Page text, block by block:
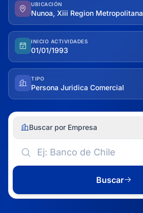
UBICACIÓN
Nunoa, Xiii Region Metropolitana
INICIO ACTIVIDADES
01/01/1993
TIPO
Persona Juridica Comercial
Buscar por Empresa
Buscar